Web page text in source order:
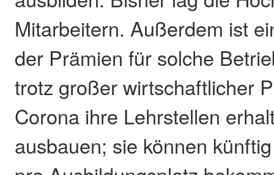
Mitarbeitern. Außerdem ist
der Prämien für solche
trotz großer wirtschaftlicher
Corona ihre Lehrstellen
ausbauen; sie können